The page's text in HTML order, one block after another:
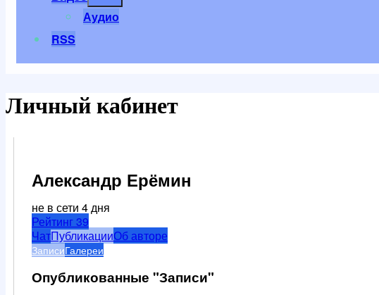
Аудио
RSS
Личный кабинет
Александр Ерёмин
не в сети 4 дня
Рейтинг39
ЧатПубликацииОб авторе
ЗаписиГалереи
Опубликованные "Записи"